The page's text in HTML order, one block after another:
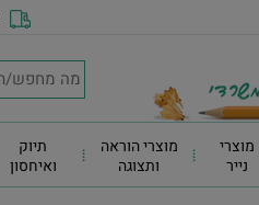
מוצרי
נייר
מוצרי הוראה
ותצוגה
תיוק
ואיחסון